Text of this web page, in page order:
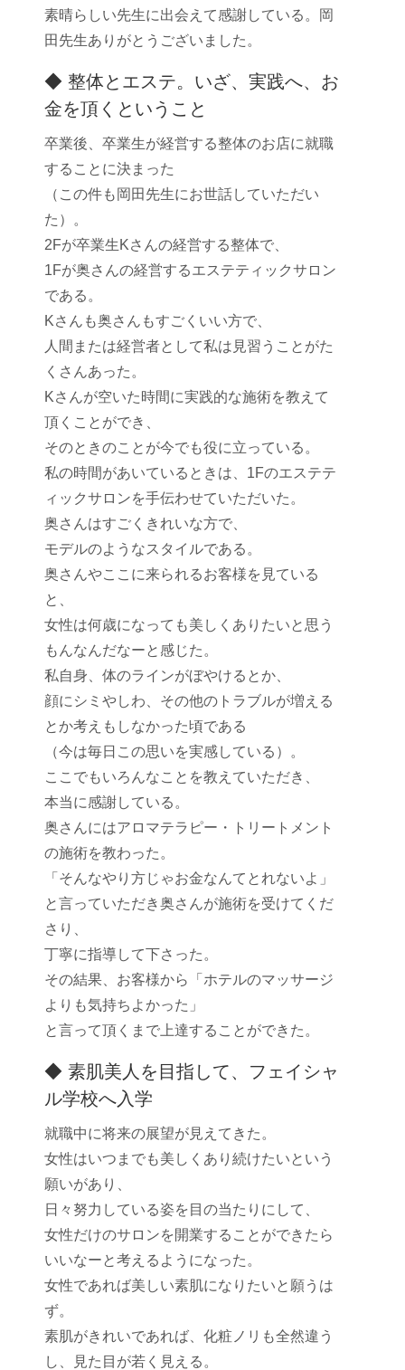
素晴らしい先生に出会えて感謝している。岡
田先生ありがとうございました。
◆ 整体とエステ。いざ、実践へ、お
金を頂くということ
卒業後、卒業生が経営する整体のお店に就職
することに決まった
（この件も岡田先生にお世話していただい
た）。
2Fが卒業生Kさんの経営する整体で、
1Fが奥さんの経営するエステティックサロン
である。
Kさんも奥さんもすごくいい方で、
人間または経営者として私は見習うことがた
くさんあった。
Kさんが空いた時間に実践的な施術を教えて
頂くことができ、
そのときのことが今でも役に立っている。
私の時間があいているときは、1Fのエステテ
ィックサロンを手伝わせていただいた。
奥さんはすごくきれいな方で、
モデルのようなスタイルである。
奥さんやここに来られるお客様を見ている
と、
女性は何歳になっても美しくありたいと思う
もんなんだなーと感じた。
私自身、体のラインがぼやけるとか、
顔にシミやしわ、その他のトラブルが増える
とか考えもしなかった頃である
（今は毎日この思いを実感している）。
ここでもいろんなことを教えていただき、
本当に感謝している。
奥さんにはアロマテラピー・トリートメント
の施術を教わった。
「そんなやり方じゃお金なんてとれないよ」
と言っていただき奥さんが施術を受けてくだ
さり、
丁寧に指導して下さった。
その結果、お客様から「ホテルのマッサージ
よりも気持ちよかった」
と言って頂くまで上達することができた。
◆ 素肌美人を目指して、フェイシャ
ル学校へ入学
就職中に将来の展望が見えてきた。
女性はいつまでも美しくあり続けたいという
願いがあり、
日々努力している姿を目の当たりにして、
女性だけのサロンを開業することができたら
いいなーと考えるようになった。
女性であれば美しい素肌になりたいと願うは
ず。
素肌がきれいであれば、化粧ノリも全然違う
し、見た目が若く見える。